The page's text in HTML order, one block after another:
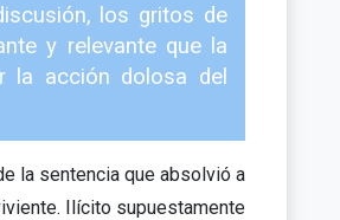
los gritos de
y relevante que la
la acción dolosa del
la sentencia que absolvió a
Ilícito supuestamente